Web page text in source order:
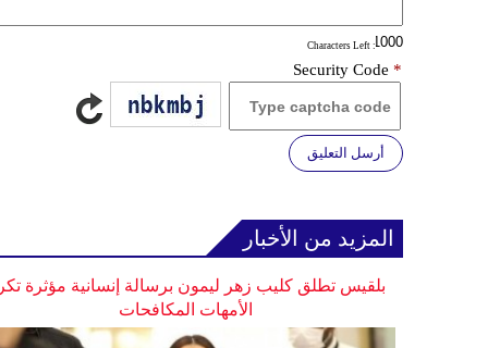
: Characters Left
Security Code *
أرسل التعليق
المزيد من الأخبار
بلقيس تطلق كليب زهر ليمون برسالة إنسانية مؤثرة
الأمهات المكافحات